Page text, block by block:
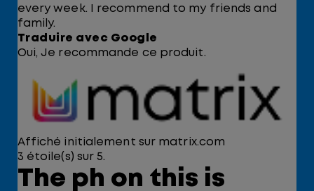
every week. I recommend to my friends and
family.
Traduire avec Google
Oui, Je recommande ce produit.
Affiché initialement sur matrix.com
3 étoile(s) sur 5.
The ph on this is